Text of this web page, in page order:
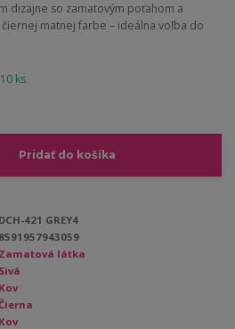
dizajne so zamatovým poťahom a
matnej farbe – ideálna voľba do
ks
Pridať do košíka
DCH-421 GREY4
8591957943059
Zamatová látka
Sivá
Kov
Kov